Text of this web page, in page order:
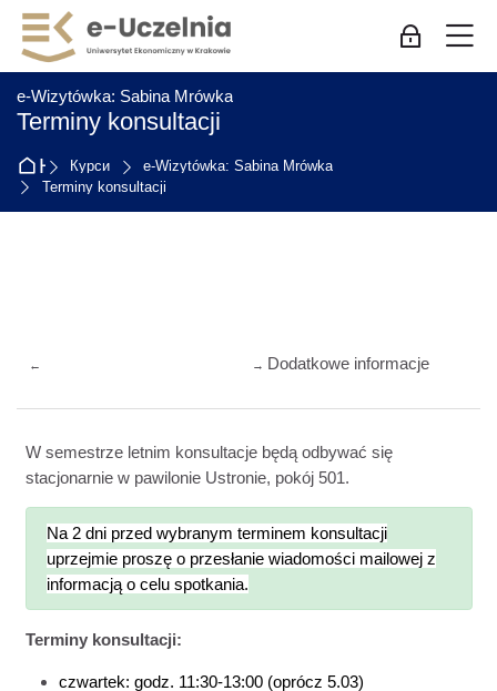
Skip to navigation
Skip to login form
Перейти до головного вмісту
Skip to accessibility options
Skip to footer
Skip accessibility options
Bхід для
e-Wizytówka: Sabina Mrówka
Terminy konsultacji
На головну
Курси
e-Wizytówka: Sabina Mrówka
Terminy konsultacji
← → Dodatkowe informacje
W semestrze letnim konsultacje będą odbywać się
stacjonarnie w pawilonie Ustronie, pokój 501.
Na 2 dni przed wybranym terminem konsultacji
uprzejmie proszę o przesłanie wiadomości mailowej z
informacją o celu spotkania.
Terminy konsultacji:
czwartek: godz. 11:30-13:00 (oprócz 5.03)